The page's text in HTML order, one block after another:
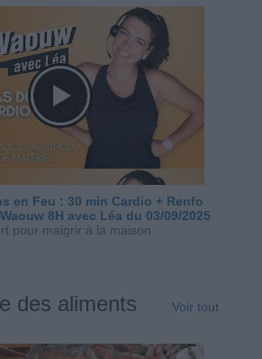
en Feu : 30 min Cardio + Renfo
8H avec Léa du 03/09/2025
pour maigrir à la maison
des aliments Voir tout